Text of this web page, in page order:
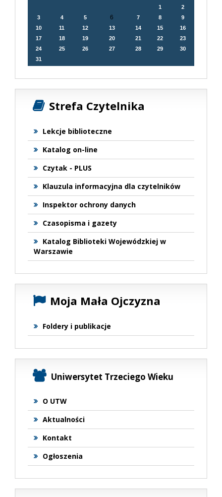
1
2
3
4 5 6 7 8
9
10
11 12 13 14 15
16
17
18 19 20 21 22
23
24
25 26 27 28 29
30
31
Strefa Czytelnika
Lekcje biblioteczne
Katalog on-line
Czytak - PLUS
Klauzula informacyjna dla czytelników
Inspektor ochrony danych
Czasopisma i gazety
Katalog Biblioteki Wojewódzkiej w
Warszawie
Moja Mała Ojczyzna
Foldery i publikacje
Uniwersytet Trzeciego Wieku
O UTW
Aktualności
Kontakt
Ogłoszenia